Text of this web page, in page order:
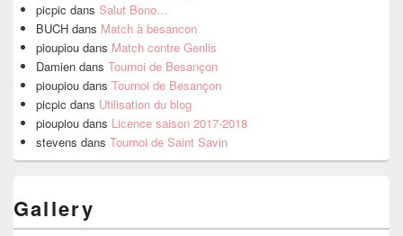
picpic dans Salut Bono…
BUCH dans Match à besancon
pioupiou dans Match contre Genlis
Damien dans Tournoi de Besançon
pioupiou dans Tournoi de Besançon
picpic dans Utilisation du blog
pioupiou dans Licence saison 2017-2018
stevens dans Tournoi de Saint Savin
Gallery